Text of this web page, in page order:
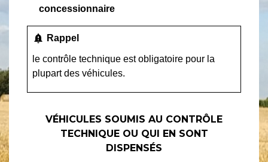
concessionnaire
notification_important Rappel
le contrôle technique est obligatoire pour la
plupart des véhicules.
VÉHICULES SOUMIS AU CONTRÔLE
TECHNIQUE OU QUI EN SONT
DISPENSÉS